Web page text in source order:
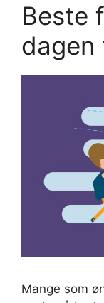
Beste
dagen
Mange som